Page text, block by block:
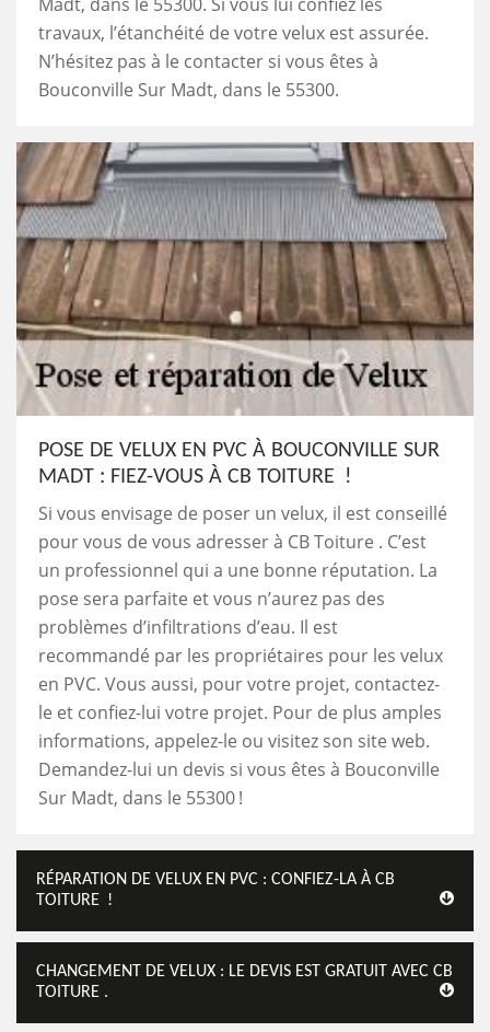
travaux, l’étanchéité de votre velux est assurée.
N’hésitez pas à le contacter si vous êtes à
Bouconville Sur Madt, dans le 55300.
POSE DE VELUX EN PVC À BOUCONVILLE SUR
MADT : FIEZ-VOUS À CB TOITURE !
Si vous envisage de poser un velux, il est conseillé
pour vous de vous adresser à CB Toiture . C’est
un professionnel qui a une bonne réputation. La
pose sera parfaite et vous n’aurez pas des
problèmes d’infiltrations d’eau. Il est
recommandé par les propriétaires pour les velux
en PVC. Vous aussi, pour votre projet, contactez-
le et confiez-lui votre projet. Pour de plus amples
informations, appelez-le ou visitez son site web.
Demandez-lui un devis si vous êtes à Bouconville
Sur Madt, dans le 55300 !
RÉPARATION DE VELUX EN PVC : CONFIEZ-LA À CB
TOITURE !
CHANGEMENT DE VELUX : LE DEVIS EST GRATUIT AVEC CB
TOITURE .